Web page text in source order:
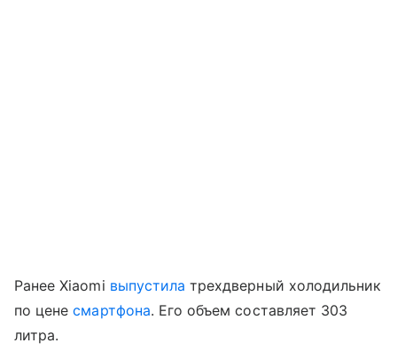
Ранее Xiaomi выпустила трехдверный холодильник
по ценесмартфона. Его объем составляет 303
литра.